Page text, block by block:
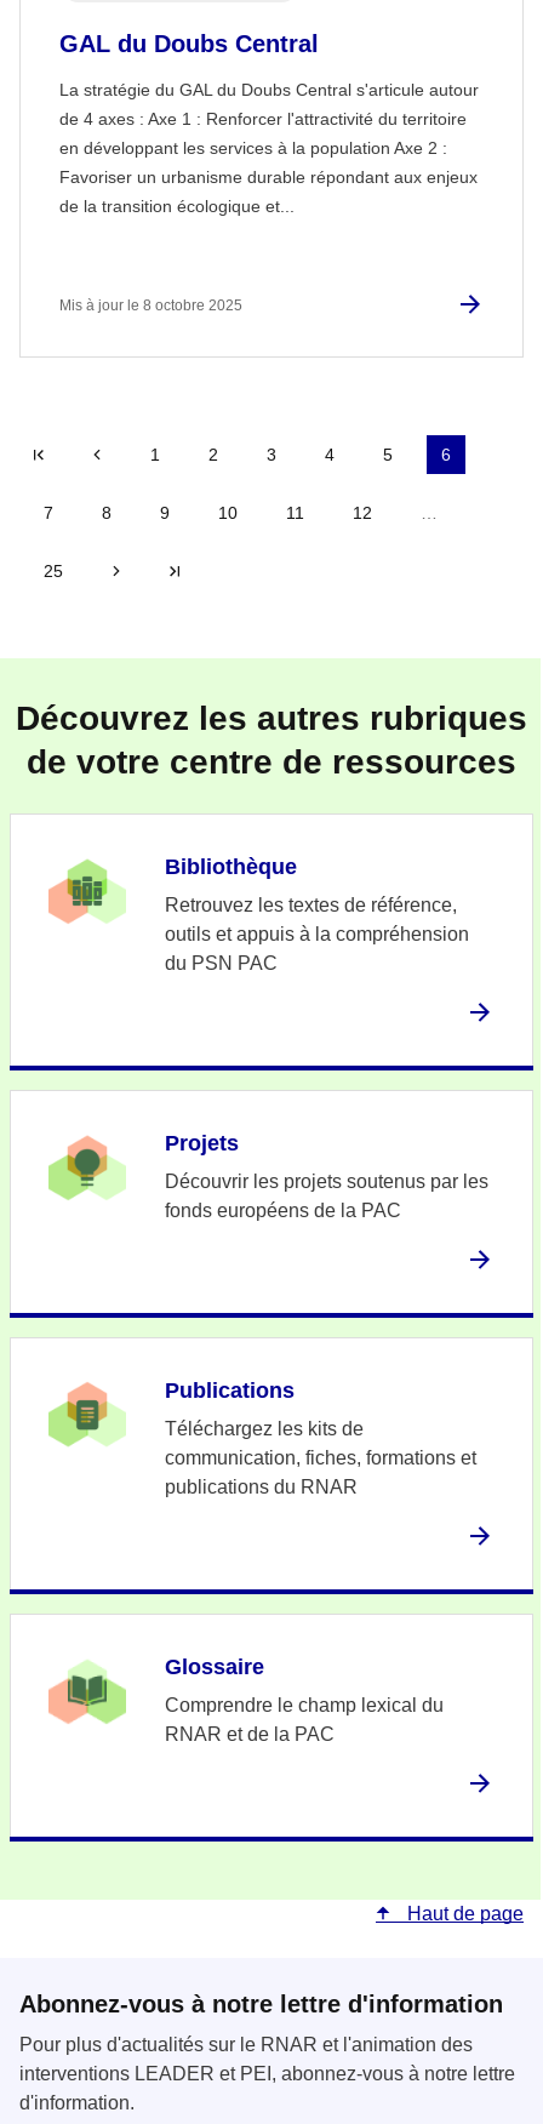
GAL du Doubs Central
La stratégie du GAL du Doubs Central s'articule autour
de 4 axes : Axe 1 : Renforcer l'attractivité du territoire
en développant les services à la population Axe 2 :
Favoriser un urbanisme durable répondant aux enjeux
de la transition écologique et...
Mis à jour le 8 octobre 2025
Précédent
1 2 3 4 5 6
7 8 9 10 11 12
25 Suivant
Découvrez les autres rubriques
de votre centre de ressources
Bibliothèque
Retrouvez les textes de référence,
outils et appuis à la compréhension
du PSN PAC
Projets
Découvrir les projets soutenus par les
fonds européens de la PAC
Publications
Téléchargez les kits de
communication, fiches, formations et
publications du RNAR
Glossaire
Comprendre le champ lexical du
RNAR et de la PAC
Haut de page
Abonnez-vous à notre lettre d'information
Pour plus d'actualités sur le RNAR et l'animation des
interventions LEADER et PEI, abonnez-vous à notre lettre
d'information.